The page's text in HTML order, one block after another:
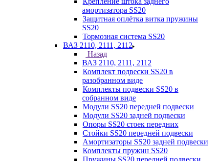
амортизатора SS20
Защитная оплётка витка пружины
SS20
Тормозная система SS20
ВАЗ 2110, 2111, 2112
Назад
ВАЗ 2110, 2111, 2112
Комплект подвески SS20 в
разобранном виде
Комплекты подвески SS20 в
собранном виде
Модули SS20 передней подвески
Модули SS20 задней подвески
Опоры SS20 стоек передних
Стойки SS20 передней подвески
Амортизаторы SS20 задней подвески
Комплекты пружин SS20
Пружины SS20 передней подвески